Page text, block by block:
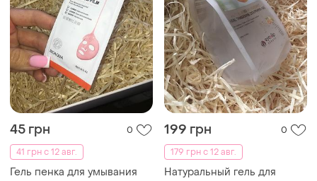
45 грн
0
41 грн с 12 авг.
Гель пенка для умывания
199 грн
0
179 грн с 12 авг.
Натуральный гель для